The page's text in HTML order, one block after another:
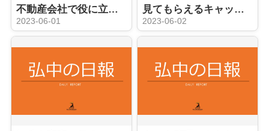
不動産会社で役に立つ事務員への道
2023-06-01
見てもらえるキャッチコピーやコメント？
2023-06-02